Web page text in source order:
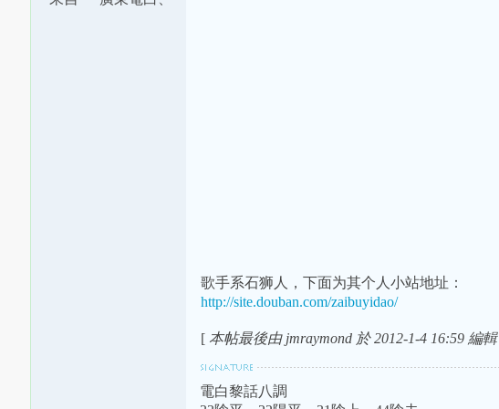
歌手系石狮人，下面为其个人小站地址：
http://site.douban.com/zaibuyidao/
[本帖最後由 jmraymond 於 2012-1-4 16:59 編輯
電白黎話八調